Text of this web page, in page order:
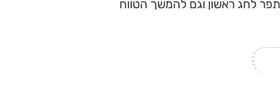
לחג ראשון וגם להמשך הטווח